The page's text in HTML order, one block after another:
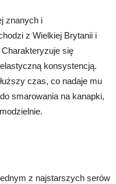
znanych i
z Wielkiej Brytanii i
się
konsystencją.
czas, co nadaje mu
smarowania na kanapki,
z najstarszych serów